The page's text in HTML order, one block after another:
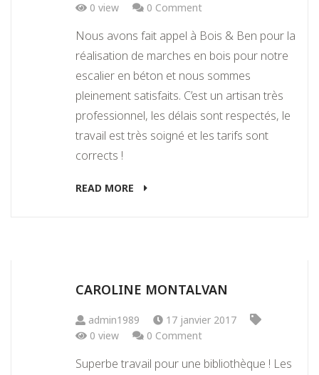
0 view
0 Comment
Nous avons fait appel à Bois & Ben pour la
réalisation de marches en bois pour notre
escalier en béton et nous sommes
pleinement satisfaits. C’est un artisan très
professionnel, les délais sont respectés, le
travail est très soigné et les tarifs sont
corrects !
READ MORE
CAROLINE MONTALVAN
admin1989
17 janvier 2017
0 view
0 Comment
Superbe travail pour une bibliothèque ! Les